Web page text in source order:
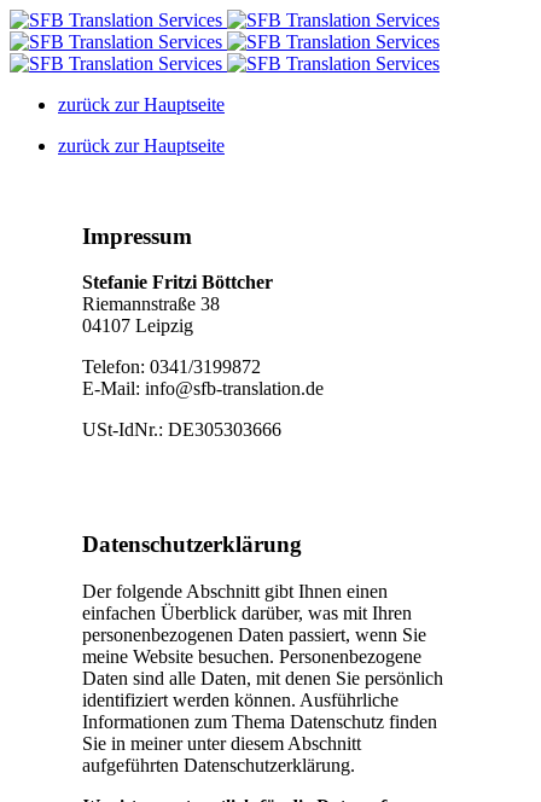
zurück zur Hauptseite
zurück zur Hauptseite
Impressum
Stefanie Fritzi Böttcher
Riemannstraße 38
04107 Leipzig
Telefon: 0341/3199872
E-Mail: info@sfb-translation.de
USt-IdNr.: DE305303666
Datenschutzerklärung
Der folgende Abschnitt gibt Ihnen einen
einfachen Überblick darüber, was mit Ihren
personenbezogenen Daten passiert, wenn Sie
meine Website besuchen. Personenbezogene
Daten sind alle Daten, mit denen Sie persönlich
identifiziert werden können. Ausführliche
Informationen zum Thema Datenschutz finden
Sie in meiner unter diesem Abschnitt
aufgeführten Datenschutzerklärung.